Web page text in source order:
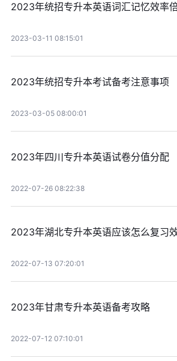
2023年统招专升本英语词汇记忆效率
2023-03-11 08:15:01
2023年统招专升本考试备考注意事项
2023-03-05 08:00:01
2023年四川专升本英语试卷分值分配
2022-07-26 08:22:38
2023年湖北专升本英语应该怎么复习
2022-07-13 07:20:01
2023年甘肃专升本英语备考攻略
2022-07-12 07:10:01